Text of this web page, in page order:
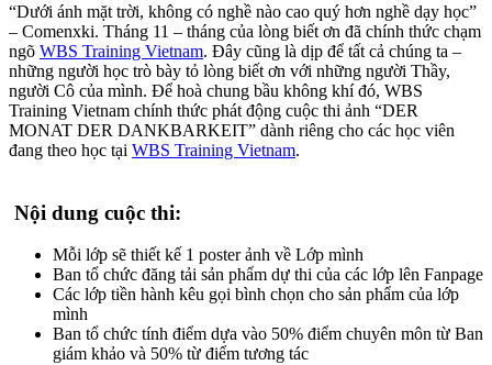
“Dưới ánh mặt trời, không có nghề nào cao quý hơn nghề dạy học”
– Comenxki. Tháng 11 – tháng của lòng biết ơn đã chính thức chạm
ngõ WBS Training Vietnam. Đây cũng là dịp để tất cả chúng ta –
những người học trò bày tỏ lòng biết ơn với những người Thầy,
người Cô của mình. Để hoà chung bầu không khí đó, WBS
Training Vietnam chính thức phát động cuộc thi ảnh “DER
MONAT DER DANKBARKEIT” dành riêng cho các học viên
đang theo học tại WBS Training Vietnam.
Nội dung cuộc thi:
Mỗi lớp sẽ thiết kế 1 poster ảnh về Lớp mình
Ban tổ chức đăng tải sản phẩm dự thi của các lớp lên Fanpage
Các lớp tiền hành kêu gọi bình chọn cho sản phẩm của lớp
mình
Ban tổ chức tính điểm dựa vào 50% điểm chuyên môn từ Ban
giám khảo và 50% từ điểm tương tác